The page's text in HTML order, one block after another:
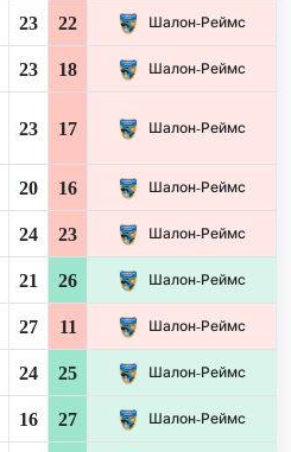
23 22 Шалон-Реймс
23 18 Шалон-Реймс
23 17 Шалон-Реймс
20 16 Шалон-Реймс
24 23 Шалон-Реймс
21 26 Шалон-Реймс
27 11 Шалон-Реймс
24 25 Шалон-Реймс
16 27 Шалон-Реймс